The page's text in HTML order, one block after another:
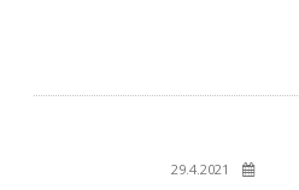
29.4.2021